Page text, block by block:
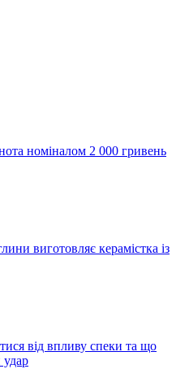
номіналом 2 000 гривень
виготовляє керамістка із
від впливу спеки та що
удар